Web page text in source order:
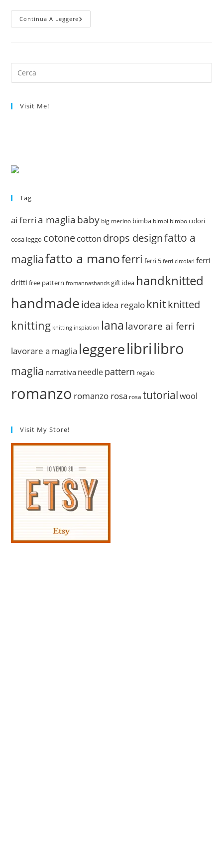
Continua A LeggereCopertina
Motivo
Visit Me!
Tag
ai ferri a maglia baby big merino bimba bimbi bimbo colori
cosa leggo cotonecotton drops designfatto a
magliafatto a manoferri ferri 5 ferri circolari ferri
dritti free pattern fromannashands gift idea handknitted
handmadeidea idea regalo knitknitted
knitting knitting inspiation lana lavorare ai ferri
lavorare a maglia leggerelibrilibro
maglia narrativa needlepattern regalo
romanzo romanzo rosa rosa tutorial wool
Visit My Store!